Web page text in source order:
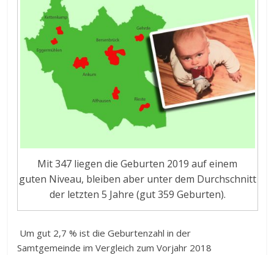
Mit 347 liegen die Geburten 2019 auf einem
guten Niveau, bleiben aber unter dem Durchschnitt
der letzten 5 Jahre (gut 359 Geburten).
Um gut 2,7 % ist die Geburtenzahl in der
Samtgemeinde im Vergleich zum Vorjahr 2018